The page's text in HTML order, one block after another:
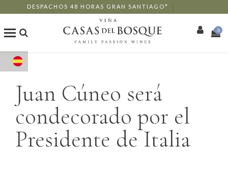
DESPACHOS 48 HORAS GRAN SANTIAGO*
Tienda Online
Nuestros Vinos
Enoturismo
Restaurants
0
Juan Cúneo será
condecorado por el
Presidente de Italia